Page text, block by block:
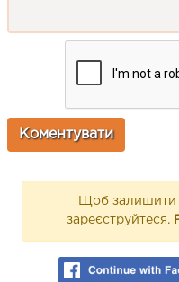
Щоб залишити
зареєструйтеся.